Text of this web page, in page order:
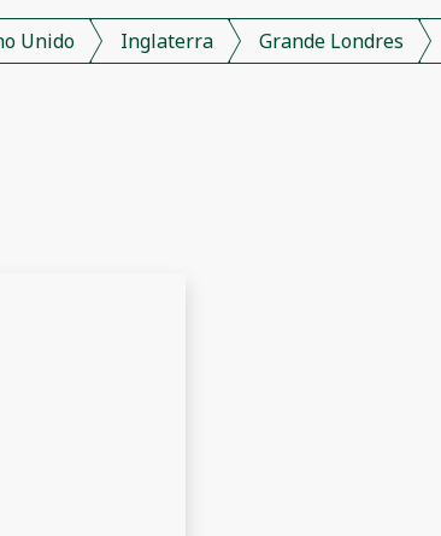
Unido Inglaterra Grande Londres